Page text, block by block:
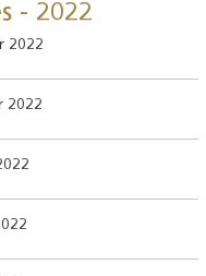
- 2022
2022
2022